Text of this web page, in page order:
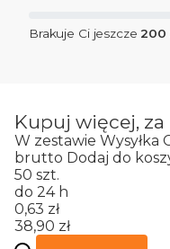
Brakuje Ci jeszcze 200
Kupuj więcej,
W zestawie Wysyłka
brutto Dodaj do
50 szt.
do 24 h
0,63 zł
38,90 zł